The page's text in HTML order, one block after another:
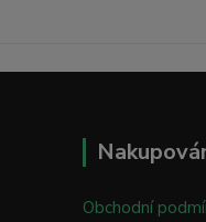
Obchodní